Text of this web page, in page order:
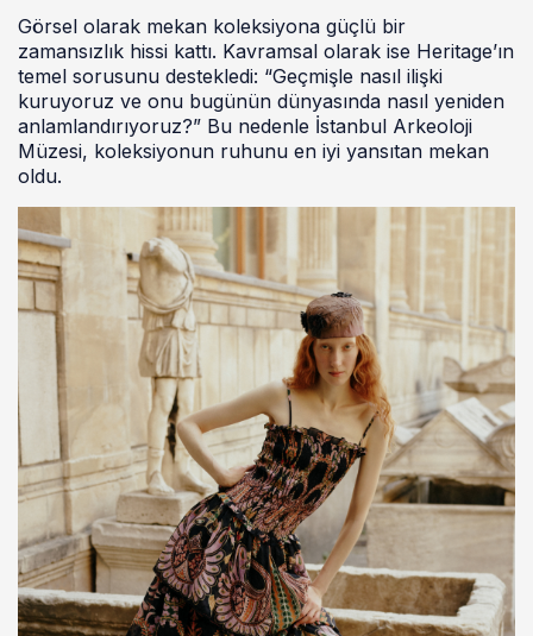
Görsel olarak mekan koleksiyona güçlü bir
zamansızlık hissi kattı. Kavramsal olarak ise Heritage’ın
temel sorusunu destekledi: “Geçmişle nasıl ilişki
kuruyoruz ve onu bugünün dünyasında nasıl yeniden
anlamlandırıyoruz?” Bu nedenle İstanbul Arkeoloji
Müzesi, koleksiyonun ruhunu en iyi yansıtan mekan
oldu.